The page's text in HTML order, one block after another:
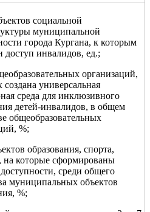
социальной
муниципальной
города Кургана, к которым
доступ инвалидов, ед.;
организаций,
создана универсальная
среда для инклюзивного
детей-инвалидов, в общем
общеобразовательных
%;
образования, спорта,
на которые сформированы
среди общего
муниципальных объектов
%;